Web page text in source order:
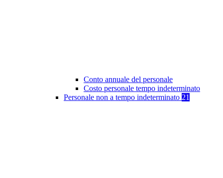
Conto annuale del personale
Costo personale tempo indeterminato
Personale non a tempo indeterminato 21